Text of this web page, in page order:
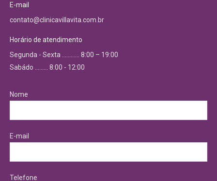
E-mail
contato@clinicavillavita.com.br
Horário de atendimento
Segunda - Sexta ………… 8:00 – 19:00
Sabádo ……… 8:00 - 12:00
Nome
E-mail
Telefone